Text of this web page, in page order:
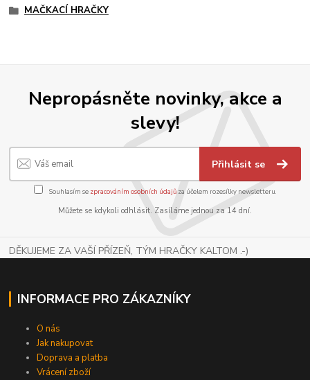
MAČKACÍ HRAČKY
Nepropásněte novinky, akce a
slevy!
Přihlásit se
Souhlasím se zpracováním osobních údajůza účelem rozesílky newsletteru.
Můžete se kdykoli odhlásit. Zasíláme jednou za 14 dní.
DĚKUJEME ZA VAŠÍ PŘÍZEŇ, TÝM HRAČKY KALTOM .-)
INFORMACE PRO ZÁKAZNÍKY
O nás
Jak nakupovat
Doprava a platba
Vrácení zboží